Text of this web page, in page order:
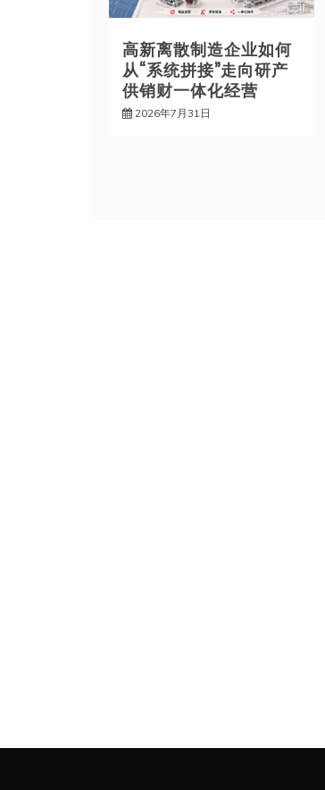
高新离散制造企业如何
从“系统拼接”走向研产
供销财一体化经营
2026年7月31日